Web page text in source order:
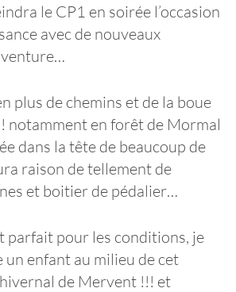
le CP1 en soirée l’occasion
avec de nouveaux
plus de chemins et de la boue
notamment en forêt de Mormal
dans la tête de beaucoup de
raison de tellement de
et boitier de pédalier…
parfait pour les conditions, je
un enfant au milieu de cet
de Mervent !!! et